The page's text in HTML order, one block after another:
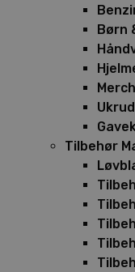
Børn
Tilbehør